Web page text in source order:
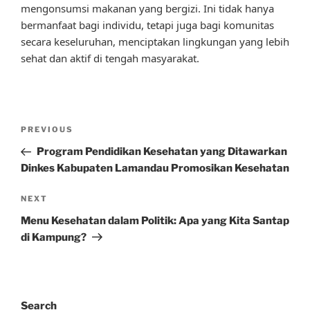
mengonsumsi makanan yang bergizi. Ini tidak hanya
bermanfaat bagi individu, tetapi juga bagi komunitas
secara keseluruhan, menciptakan lingkungan yang lebih
sehat dan aktif di tengah masyarakat.
Previous
Post
PREVIOUS
Program Pendidikan Kesehatan yang Ditawarkan
Dinkes Kabupaten Lamandau Promosikan Kesehatan
Next
Post
NEXT
Menu Kesehatan dalam Politik: Apa yang Kita Santap
di Kampung?
Search